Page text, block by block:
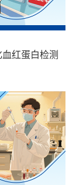
红蛋白检测